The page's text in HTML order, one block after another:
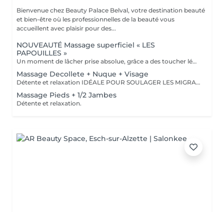
Bienvenue chez Beauty Palace Belval, votre destination beauté
et bien-être où les professionnelles de la beauté vous
accueillent avec plaisir pour des...
NOUVEAUTÉ Massage superficiel « LES
PAPOUILLES »
Un moment de lâcher prise absolue, grâce a des toucher léger axé sur la caresse et le frisson agréable. A l'aide de plumes, de mains expertes et d'ustensiles soigneusement choisis, ce massage superficiel invite à un voyage sensoriel. Subtil pour apaiser le mental, relâcher les tensions émotionnelles se reconnecter à son corps en toute douceur. Idéal pour les personnes aimant les papouilles.
Massage Decollete + Nuque + Visage
Détente et relaxation IDÉALE POUR SOULAGER LES MIGRAINES
Massage Pieds + 1/2 Jambes
Détente et relaxation.